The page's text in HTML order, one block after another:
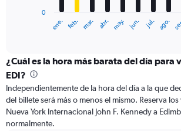
categories.
Range:
categories.
The
chart
has
ene. feb. mar. abr. may. jun. jul. ago.
0
¿Cuál es la hora más barata del día para
EDI?
Independientemente de la hora del día a la que
del billete será más o menos el mismo. Reserva
Nueva York Internacional John F. Kennedy a
normalmente.